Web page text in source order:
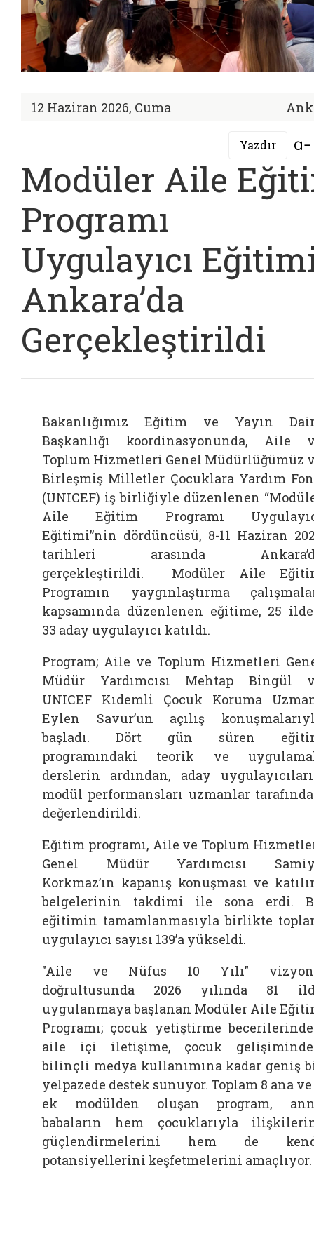
12 Haziran 2026, Cuma
Yazdır
Modüler Aile
Programı
Uygulayıcı
Ankara’da
Gerçekleştirildi
Bakanlığımız Eğitim ve Yayın
Başkanlığı koordinasyonunda, Aile
Toplum Hizmetleri Genel Müdürlüğümüz
Birleşmiş Milletler Çocuklara Yardım
(UNICEF) iş birliğiyle düzenlenen
Aile Eğitim Programı
Eğitimi”nin dördüncüsü, 8-11 Haziran
tarihleri arasında
gerçekleştirildi. Modüler Aile
Programın yaygınlaştırma
kapsamında düzenlenen eğitime, 25
33 aday uygulayıcı katıldı.
Program; Aile ve Toplum Hizmetleri
Müdür Yardımcısı Mehtap Bingül
UNICEF Kıdemli Çocuk Koruma
Eylen Savur’un açılış
başladı. Dört gün süren
programındaki teorik ve
derslerin ardından, aday
modül performansları uzmanlar
değerlendirildi.
Eğitim programı, Aile ve Toplum
Genel Müdür Yardımcısı
Korkmaz’ın kapanış konuşması ve
belgelerinin takdimi ile sona erdi.
eğitimin tamamlanmasıyla birlikte
uygulayıcı sayısı 139’a yükseldi.
"Aile ve Nüfus 10 Yılı"
doğrultusunda 2026 yılında 81
uygulanmaya başlanan Modüler Aile
Programı; çocuk yetiştirme
aile içi iletişime, çocuk
bilinçli medya kullanımına kadar geniş
yelpazede destek sunuyor. Toplam 8 ana ve
ek modülden oluşan program,
babaların hem çocuklarıyla
güçlendirmelerini hem de
potansiyellerini keşfetmelerini amaçlıyor.